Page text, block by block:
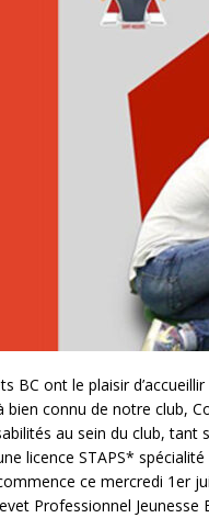
BC ont le plaisir d’accueillir
bien connu de notre club,
au sein du club, tant
licence STAPS*
ce mercredi 1er
Professionnel